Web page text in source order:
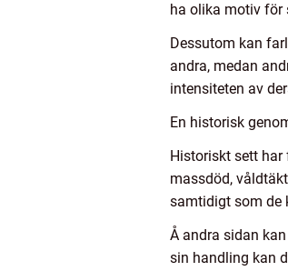
ha olika motiv för
Dessutom kan
andra, medan
intensiteten av
En historisk
Historiskt sett har
massdöd,
samtidigt som de
Å andra sidan
sin handling kan